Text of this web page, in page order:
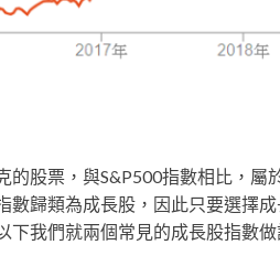
的股票，與S&P500指數相比，
數歸類為成長股，因此只要選擇
下我們就兩個常見的成長股指數做